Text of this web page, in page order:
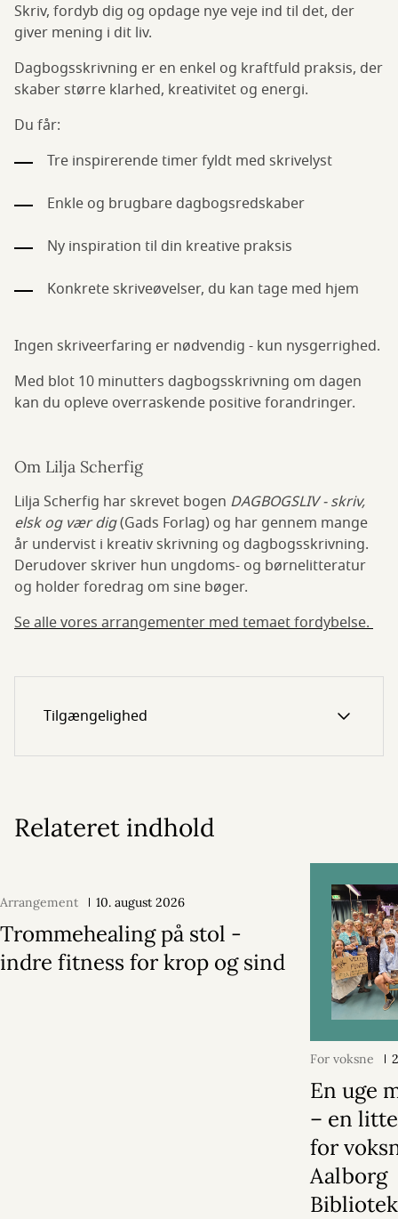
Skriv, fordyb dig og opdage nye veje ind til det, der
giver mening i dit liv.
Dagbogsskrivning er en enkel og kraftfuld praksis, der
skaber større klarhed, kreativitet og energi.
Du får:
Tre inspirerende timer fyldt med skrivelyst
Enkle og brugbare dagbogsredskaber
Ny inspiration til din kreative praksis
Konkrete skriveøvelser, du kan tage med hjem
Ingen skriveerfaring er nødvendig - kun nysgerrighed.
Med blot 10 minutters dagbogsskrivning om dagen
kan du opleve overraskende positive forandringer.
Om Lilja Scherfig
Lilja Scherfig har skrevet bogen DAGBOGSLIV - skriv,
elsk og vær dig(Gads Forlag) og har gennem mange
år undervist i kreativ skrivning og dagbogsskrivning.
Derudover skriver hun ungdoms- og børnelitteratur
og holder foredrag om sine bøger.
Se alle vores arrangementer med temaet fordybelse.
Tilgængelighed
Relateret indhold
Arrangement 10. august 2026
Trommehealing på stol -
indre fitness for krop og sind
For voksne
En uge
– en
for
Aalborg